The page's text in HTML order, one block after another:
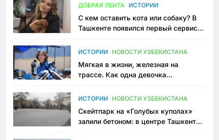
ДОБРАЯ ЛЕНТА ИСТОРИИ
С кем оставить кота или собаку? В
Ташкенте появился первый сервис
ИСТОРИИ НОВОСТИ УЗБЕКИСТАНА
Мягкая в жизни, железная на
трассе. Как одна девочка
Узбекистане
ИСТОРИИ НОВОСТИ УЗБЕКИСТАНА
Скейтпарк на «Голубых куполах»
залили бетоном: в центре Ташкента